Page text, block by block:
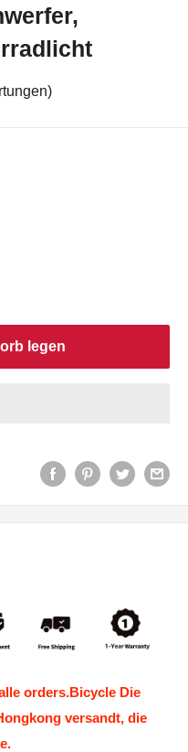
legen
orders.Bicycle Die
versandt, die